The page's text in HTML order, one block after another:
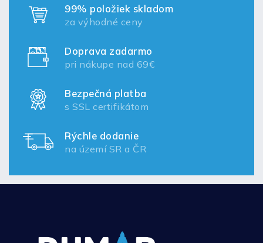
99% položiek skladom
za výhodné ceny
Doprava zadarmo
pri nákupe nad 69€
Bezpečná platba
s SSL certifikátom
Rýchle dodanie
na území SR a ČR